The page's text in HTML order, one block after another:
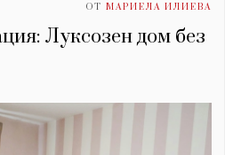
ОТ МАРИЕЛА ИЛИЕВА
Луксозен дом без